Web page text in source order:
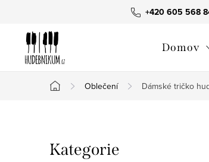
+420 605 568
Domov
Domů
Oblečení Dámské tričko
Přeskočit
Kategorie